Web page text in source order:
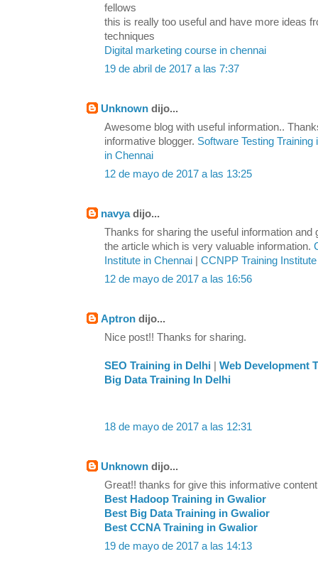
fellows
this is really too useful and have more ideas
techniques
Digital marketing course in chennai
19 de abril de 2017 a las 7:37
Unknown dijo...
Awesome blog with useful information..
informative blogger. Software Testing Training
in Chennai
12 de mayo de 2017 a las 13:25
navyadijo...
Thanks for sharing the useful information and
the article which is very valuable information.
Institute in Chennai
CCNPP Training
12 de mayo de 2017 a las 16:56
Aptron dijo...
Nice post!! Thanks for sharing.
SEO Training in Delhi
Web Development
Big Data Training In Delhi
18 de mayo de 2017 a las 12:31
Unknown dijo...
Great!! thanks for give this informative
Best Hadoop Training in Gwalior
Best Big Data Training in Gwalior
Best CCNA Training in Gwalior
19 de mayo de 2017 a las 14:13